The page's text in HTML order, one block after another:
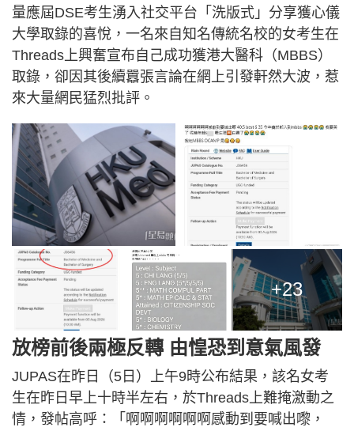
量應屆DSE考生湧入社交平台「洗版式」分享獲心儀
大學取錄的喜悅，一名來自知名傳統名校的女考生在
Threads上興奮宣布自己成功獲港大醫科（MBBS）
取錄，卻因其後續囂張言論在網上引發軒然大波，惹
來大量網民猛烈批評。
+23
放榜前後兩極反轉 由惶恐到意氣風發
JUPAS在昨日（5日）上午9時公布結果，該名女考
生在昨日早上十時半左右，於Threads上難掩激動之
情，發帖高呼：「啊啊啊啊啊啊感動到要喊出嚟，